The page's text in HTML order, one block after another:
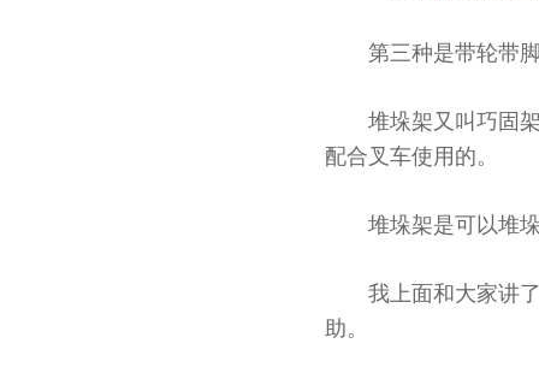
第三种是带轮带脚
堆垛架又叫巧固架
配合叉车使用的。
堆垛架是可以堆垛的
我上面和大家讲了堆
助。